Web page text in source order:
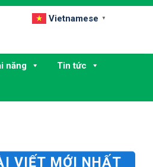
Vietnamese ▼
năng Tin tức
VIẾT MỚI NHẤT